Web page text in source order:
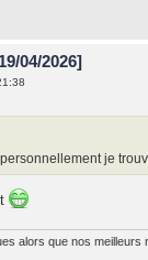
04/2026]
je
alors que nos meilleurs